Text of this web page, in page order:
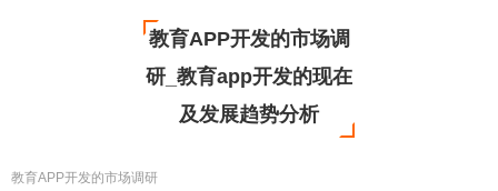
教育APP开发的市场调
研_教育app开发的现在
及发展趋势分析
教育APP开发的市场调研